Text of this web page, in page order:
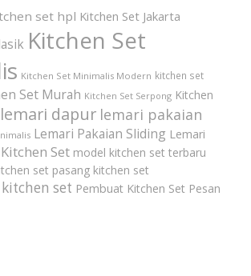
set hpl Kitchen Set Jakarta
Kitchen Set
Kitchen Set Minimalis Modern kitchen set
Set Murah Kitchen Set Serpong Kitchen
lemari dapur lemari pakaian
Lemari Pakaian Sliding Lemari
Set model kitchen set terbaru
set pasang kitchen set
set Pembuat Kitchen Set Pesan